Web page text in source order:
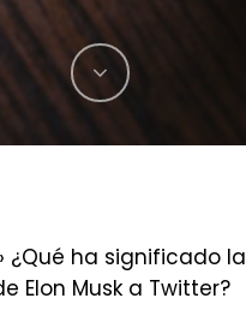
¿Qué ha significado la
Elon Musk a Twitter?